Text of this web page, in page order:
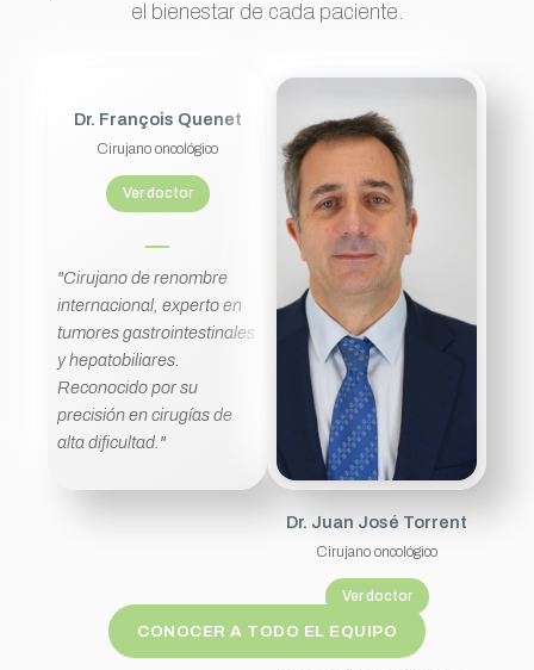
el bienestar de cada paciente.
Dr. François Quenet
Cirujano oncológico
Ver doctor
"Cirujano de renombre
internacional, experto en
tumores gastrointestinales
y hepatobiliares.
Reconocido por su
precisión en cirugías de
alta dificultad."
Dr. Juan José Torrent
Cirujano oncológico
Ver doctor
CONOCER A TODO EL EQUIPO